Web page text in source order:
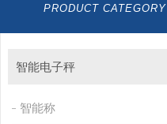
PRODUCT CATEGORY
智能电子秤
智能称